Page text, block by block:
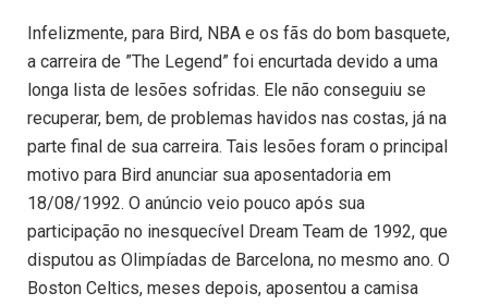
Infelizmente, para Bird, NBA e os fãs do bom basquete,
a carreira de ”The Legend” foi encurtada devido a uma
longa lista de lesões sofridas. Ele não conseguiu se
recuperar, bem, de problemas havidos nas costas, já na
parte final de sua carreira. Tais lesões foram o principal
motivo para Bird anunciar sua aposentadoria em
18/08/1992. O anúncio veio pouco após sua
participação no inesquecível Dream Team de 1992, que
disputou as Olimpíadas de Barcelona, no mesmo ano. O
Boston Celtics, meses depois, aposentou a camisa